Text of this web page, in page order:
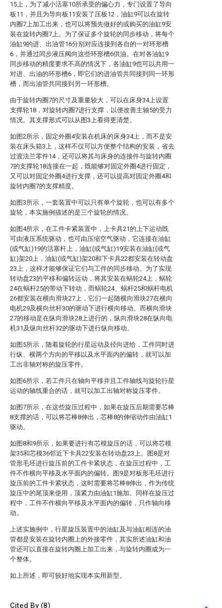
15上，为了减小活塞10所承受的偏心力，专门设置了导向
板11，并且为导向板11安装了压板12，油缸9可以在旋转
内圈7上加工出来，也可以将预先做好的或购买的油缸9安
装在旋转内圈7上。为了保证多个旋轮的同步移动，将每个
油缸9的进、出油管16分别对应连接到各自的一对环形槽
6，并通过同步液压阀向这些环形槽6供油。在对各油缸9
同步移动的精度要求不高的情况下，各油缸9也可以共用一
对进、出油的环形槽6，即它们的进油管共同接到同一环形
槽，而出油管共同接到另一环形槽。
由于旋转内圈7的尺寸及重量较大，可以在床身34上设置
支撑轮18，对旋转内圈7进行支撑，以便改善主轴5的受力
情况。其支撑形式可以从图3上看得更清楚。
如图2所示，固定外圈4安装在机床的床身34上，而不是安
装在床头箱3上，这样不仅可以方便整个结构的安装，省去
过渡法兰零件14，还可以将其与床身的连接件与旋转内圈
7的支撑轮18连接在一起，既能够对固定外圈4进行固定，
又可以对固定外圈4进行支撑，还可以提高对固定外圈4和
旋转内圈7的支撑精度。
如图3所示，一套装置中可以只有单个旋轮，也可以有多个
旋轮，本实施例描述的是三个旋轮的情况。
如图4所示，在工件卡紧装置中，上卡具21的上下运动既
可由液压系统驱动，也可由压缩空气驱动，它连接在油缸
(或气缸)19的活塞杆上，油缸(或气缸)19安装在油缸(或气
缸)架20上，油缸(或气缸)架20和下卡具22都安装在转动盘
23上，这样才能够保证它们与工件的同步移动。为了实现
转动盘23的平移和偏转运动，将其安装在蜗轮24上，蜗轮
24在蜗杆25的带动下转动，而蜗轮24、蜗杆25和蜗杆电机
26都安装在横向滑块27上，它们一起随横向滑块27在横向
电机29及横向丝杆30的驱动下进行横向移动。而横向滑块
27的移动是在纵向滑块28上进行的，纵向滑块28在纵向电
机31及纵向丝杆32的驱动下进行纵向移动。
如图5所示，随着旋轮的行星运动及径向进给，工件同时进
行纵、横两个方向的平移以及水平面内的偏转，就可以加
工出非轴对称的旋压零件。
如图6所示，若工件只在轴向平移并且工件轴线与旋轮行星
运动的轴线重合的话，就可以加工出轴对称旋压零件。
如图7所示，在这些旋压过程中，如果在旋压后期需要芯棒
8支撑的话，可以将芯棒8伸出，芯棒8的伸缩动作由油缸1
驱动。
如图8和9所示，如果要进行有芯模旋压的话，可以将芯模
架35和芯模36邻近下卡具22安装在转动盘23上。图8是对
管形毛坯进行旋压前的工件卡紧状态，在旋压过程中，工
件不作横向平移及水平面内的偏转。图9是对板形毛坯进行
旋压前的工件卡紧状态，这时需要将芯棒8伸出，作为传统
旋压中的尾顶来使用，顶紧力由油缸1施加。同样在旋压过
程中，工件不作横向平移及水平面内的偏转，只作轴向移
动。
上述实施例中，行星旋压装置中的油缸及与油缸相连的油
管都是安装在旋转内圈上的外接零件，其实所述油缸和油
管还可以直接在旋转内圈上加工出来，与旋转内圈成为一
个整体。
如上所述，即可较好地实现本实用新型。
Cited By (8)